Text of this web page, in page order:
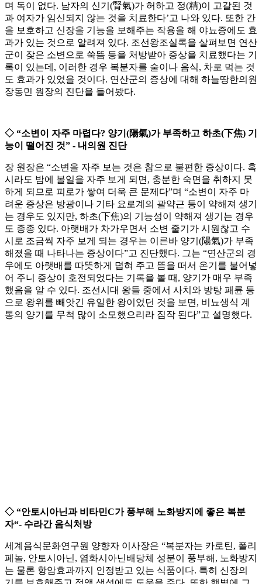
며 독이 없다. 남자의 신기(腎氣)가 허하고 정(精)이 고갈된 것
과 여자가 임신되지 않는 것을 치료한다’고 나와 있다. 또한 간
을 보호하고 신장을 기능을 보해주는 작용을 해 야뇨증에도 효
과가 있는 것으로 알려져 있다. 조선왕조실록을 살펴보면 연산
군이 잦은 소변으로 쑥뜸 등을 처방받아 증상을 치료했다는 기
록이 있는데, 이러한 경우 복분자를 술이나 음식, 차로 먹는 것
도 효과가 있었을 것이다. 연산군의 증상에 대해 하늘땅한의원
장동민 원장의 진단을 들어봤다.
◇ “소변이 자주 마렵다? 양기(陽氣)가 부족하고 하초(下焦) 기
능이 떨어진 것” - 내의원 진단
장 원장은 “소변을 자주 보는 것은 참으로 불편한 증상이다. 혹
시라도 밤에 볼일을 자주 보게 되면, 충분한 숙면을 취하지 못
하게 되므로 피로가 쌓여 더욱 큰 문제다”며 “소변이 자주 마
려운 증상은 방광이나 기타 요로계의 괄약근 등이 약해져 생기
는 경우도 있지만, 하초(下焦)의 기능성이 약해져 생기는 경우
도 종종 있다. 아랫배가 차가우면서 소변 줄기가 시원찮고 수
시로 조금씩 자주 보게 되는 경우는 이른바 양기(陽氣)가 부족
해졌을 때 나타나는 증상이다”고 진단했다. 그는 “연산군의 경
우에도 아랫배를 따뜻하게 덥혀 주고 뜸을 떠서 온기를 불어넣
어 주니 증상이 호전되었다는 기록을 볼 때, 양기가 매우 부족
했음을 알 수 있다. 조선시대 왕들 중에서 사치와 방탕 패륜 등
으로 왕위를 빼앗긴 유일한 왕이었던 것을 보면, 비뇨생식 계
통의 양기를 무척 많이 소모했으리라 짐작 된다”고 설명했다.
◇ “안토시아닌과 비타민C가 풍부해 노화방지에 좋은 복분
자“- 수라간 음식처방
세계음식문화연구원 양향자 이사장은 “복분자는 카로틴, 폴리
페놀, 안토시아닌, 염화시아닌배당체 성분이 풍부해, 노화방지
는 물론 항암효과까지 인정받고 있는 식품이다. 특히 신장의